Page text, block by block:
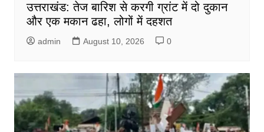
उत्तराखंड: तेज बारिश से करगी ग्रांट में दो दुकान
और एक मकान ढहा, लोगों में दहशत
admin August 10, 2026 0